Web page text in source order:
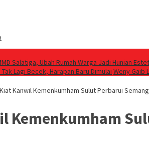
Salatiga, Ubah Rumah Warga Jadi Hunian
Lagi Becek, Harapan Baru Dimulai Weny Gaib
Kiat Kanwil Kemenkumham Sulut Perbarui
Kemenkumham